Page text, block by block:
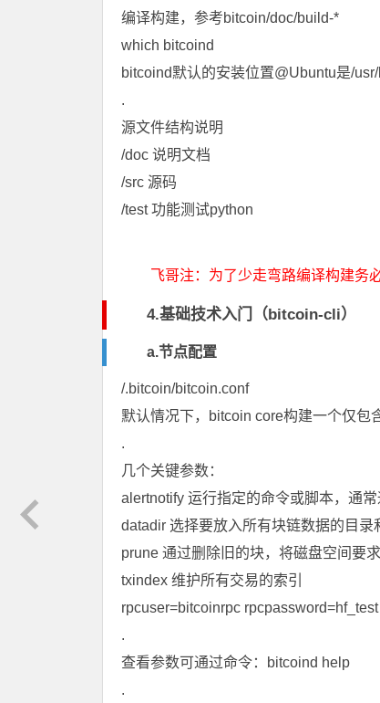
编译构建，参考bitcoin/doc/build-*
which bitcoind
bitcoind默认的安装位置@Ubuntu是/
.
源文件结构说明
/doc 说明文档
/src 源码
/test 功能测试python
飞哥注：为了少走弯路编译构建务
4.基础技术入门（bitcoin-cli）
a.节点配置
/.bitcoin/bitcoin.conf
默认情况下，
bitcoin core构建一个仅包
.
几个关键参数：
alertnotify 运行指定的命令或脚本，通
datadir 选择要放入所有块链数据的目录
prune 通过删除旧的块，将磁盘空间要
txindex 维护所有交易的索引
rpcuser=bitcoinrpc rpcpassword=hf_test
.
查看参数可通过命令：bitcoind help
.